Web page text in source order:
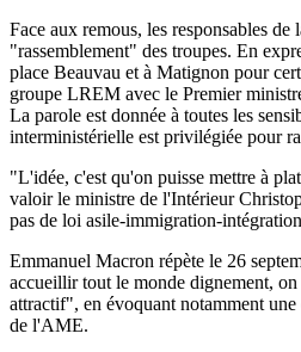
Face aux remous, les responsables de
"rassemblement" des troupes. En
place Beauvau et à Matignon pour
groupe LREM avec le Premier
La parole est donnée à toutes les
interministérielle est privilégiée pour
"L'idée, c'est qu'on puisse mettre à
valoir le ministre de l'Intérieur
pas de loi asile-immigration-
Emmanuel Macron répète le 26
accueillir tout le monde dignement,
attractif", en évoquant notamment
de l'AME.